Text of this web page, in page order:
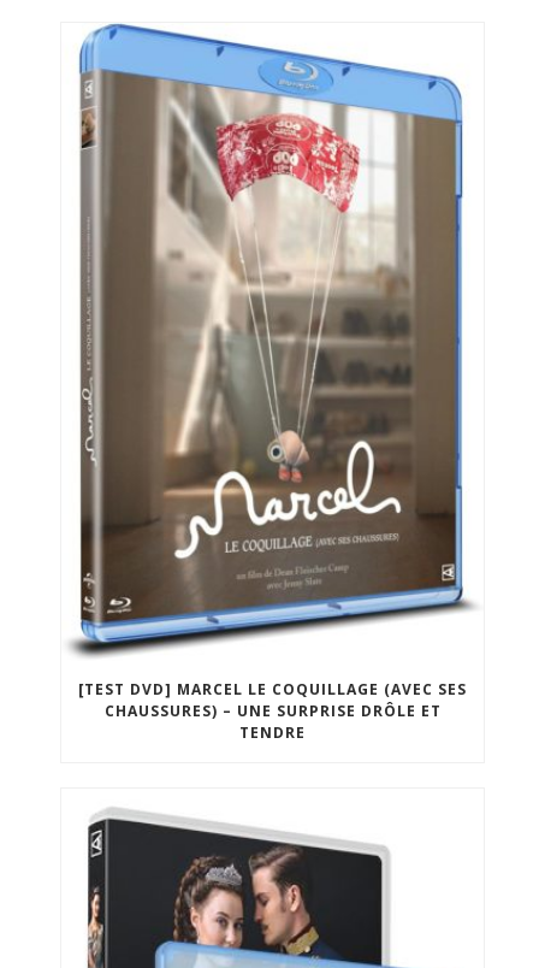
[TEST DVD] MARCEL LE COQUILLAGE (AVEC SES
CHAUSSURES) – UNE SURPRISE DRÔLE ET
TENDRE